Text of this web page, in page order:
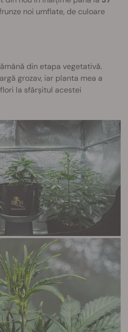
noi umflate, de culoare
din etapa vegetativă.
grozav, iar planta mea a
la sfârșitul acestei